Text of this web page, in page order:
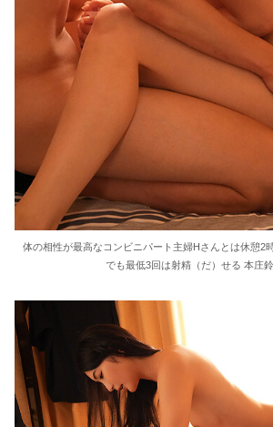
体の相性が最高なコンビニパート主婦Hさんとは休憩2
でも最低3回は射精（だ）せる 本庄